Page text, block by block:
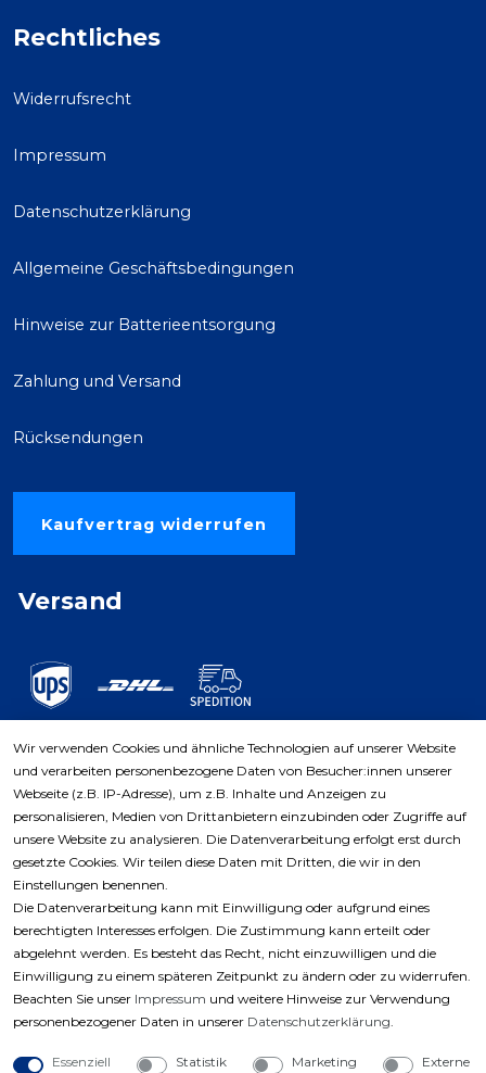
Rechtliches
Widerrufsrecht
Impressum
Datenschutzerklärung
Allgemeine Geschäftsbedingungen
Hinweise zur Batterieentsorgung
Zahlung und Versand
Rücksendungen
Kaufvertrag widerrufen
Versand
Zahlungsarten
Wir verwenden Cookies und ähnliche Technologien auf unserer Website
und verarbeiten personenbezogene Daten von Besucher:innen unserer
Webseite (z.B. IP-Adresse), um z.B. Inhalte und Anzeigen zu
personalisieren, Medien von Drittanbietern einzubinden oder Zugriffe auf
unsere Website zu analysieren. Die Datenverarbeitung erfolgt erst durch
gesetzte Cookies. Wir teilen diese Daten mit Dritten, die wir in den
Einstellungen benennen.
Die Datenverarbeitung kann mit Einwilligung oder aufgrund eines
berechtigten Interesses erfolgen. Die Zustimmung kann erteilt oder
abgelehnt werden. Es besteht das Recht, nicht einzuwilligen und die
Einwilligung zu einem späteren Zeitpunkt zu ändern oder zu widerrufen.
Beachten Sie unser Impressum und weitere Hinweise zur Verwendung
personenbezogener Daten in unserer Daten­schutz­erklärung.
Essenziell Statistik Marketing Externe